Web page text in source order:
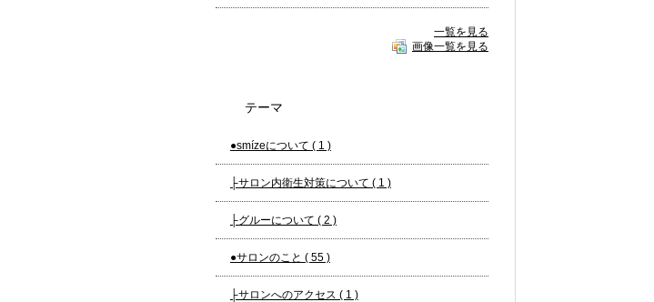
一覧を見る
画像一覧を見る
テーマ
●smízeについて ( 1 )
├サロン内衛生対策について ( 1 )
├グルーについて ( 2 )
●サロンのこと ( 55 )
├サロンへのアクセス ( 1 )